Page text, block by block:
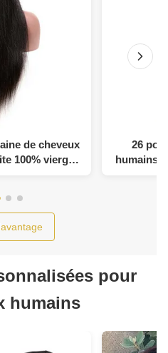
de cheveux
100% vierge
26
humains
pour
humains